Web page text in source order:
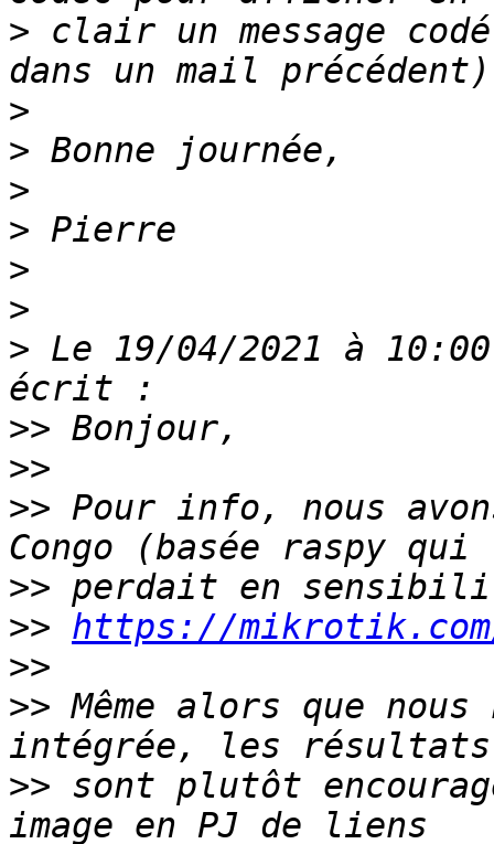
> clair un message
>
>
>
>
>
>
> Le 19/04/2021 à
>>
>>
>> Pour info, nous
>>
>> https://
>>
>> Même alors que
>> sont plutôt